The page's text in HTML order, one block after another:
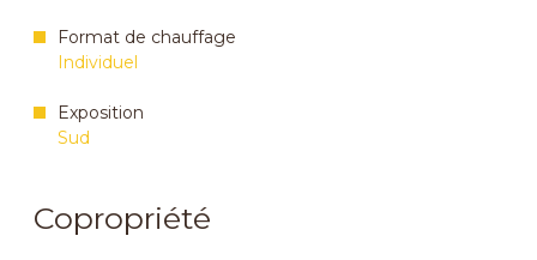
Format de chauffage
Individuel
Exposition
Sud
Copropriété